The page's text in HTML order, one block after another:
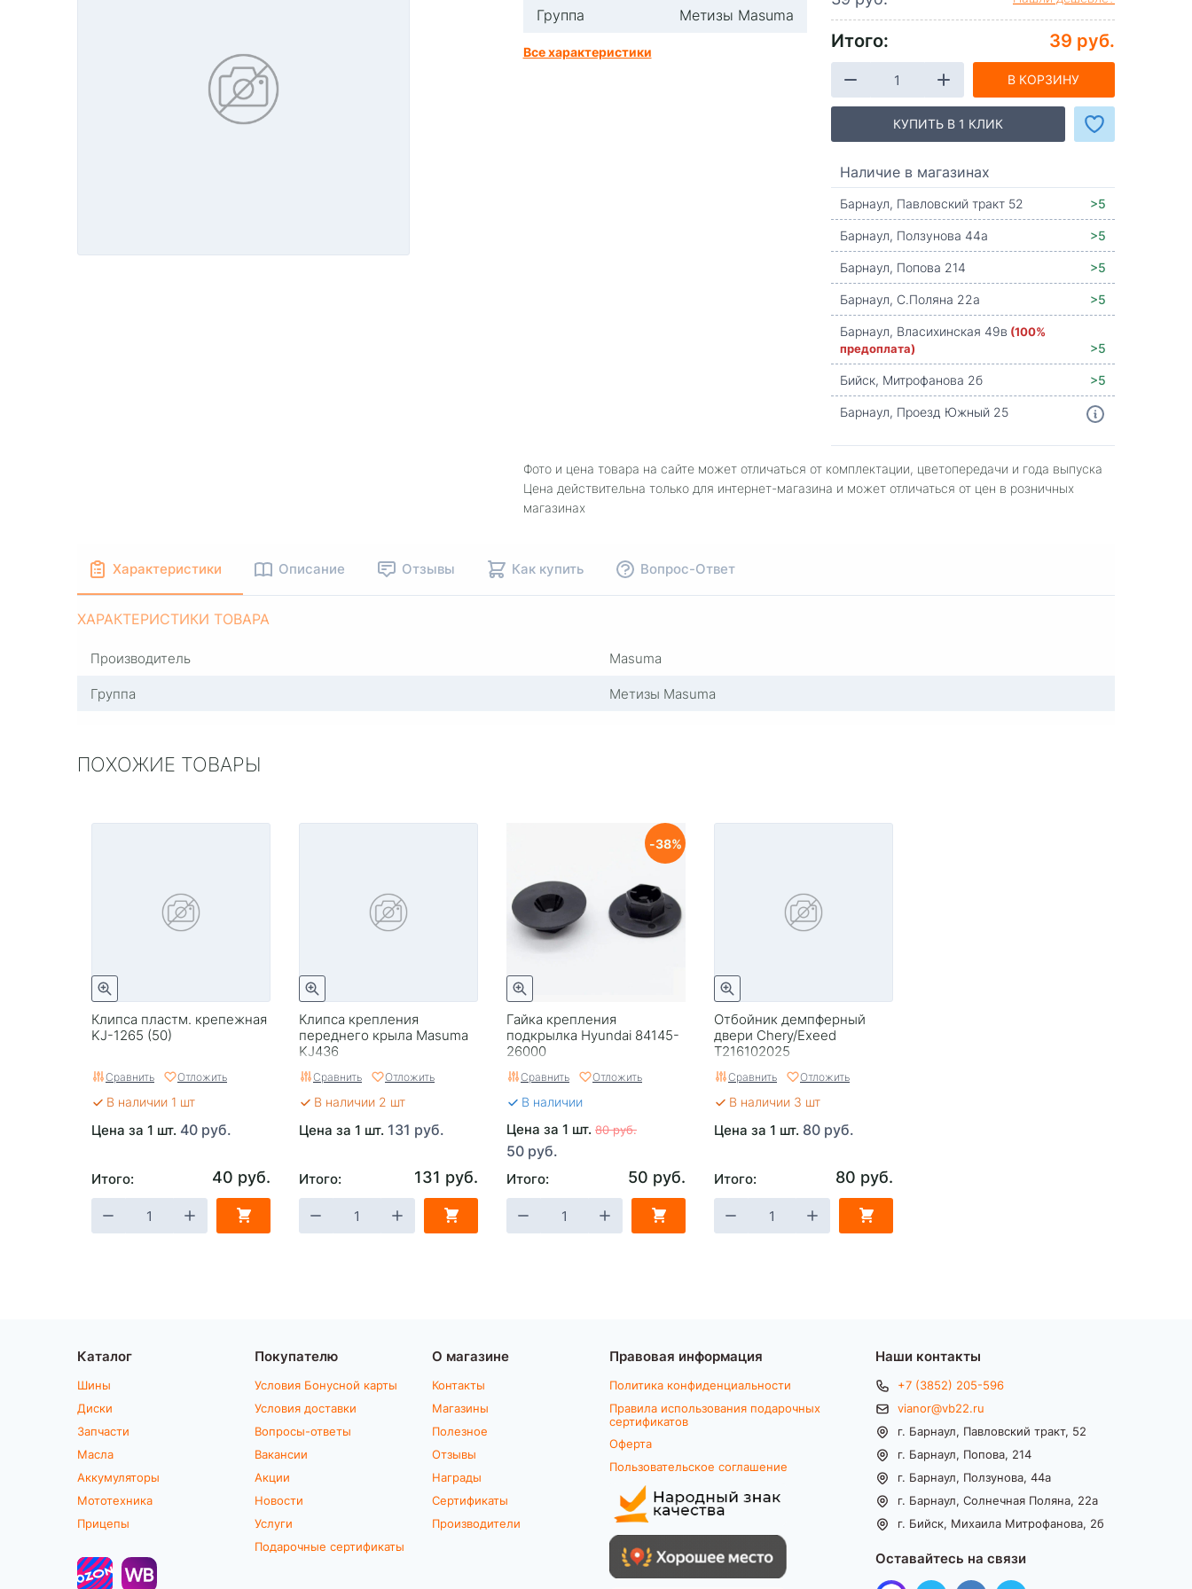
Группа
Метизы Masuma
Все характеристики Итого: 39 руб.
В КОРЗИНУ
КУПИТЬ В 1 КЛИК
Наличие в магазинах
Барнаул, Павловский тракт 52
>5
Барнаул, Ползунова 44а
>5
Барнаул, Попова 214
>5
Барнаул, С.Поляна 22а
>5
Барнаул, Власихинская 49в (100%
предоплата)
>5
Бийск, Митрофанова 2б
>5
Барнаул, Проезд Южный 25
Фото и цена товара на сайте может отличаться от комплектации, цветопередачи и года выпуска
Цена действительна только для интернет-магазина и может отличаться от цен в розничных
магазинах
Характеристики Описание Отзывы Как купить Вопрос-Ответ
ХАРАКТЕРИСТИКИ ТОВАРА
Производитель
Masuma
Группа
Метизы Masuma
ПОХОЖИЕ ТОВАРЫ
Клипса пластм. крепежная
KJ-1265 (50)
Сравнить Отложить
В наличии 1 шт
Цена за 1 шт. 40 руб.
Итого: 40 руб.
Клипса крепления
переднего крыла Masuma
KJ436
Сравнить Отложить
В наличии 2 шт
Цена за 1 шт. 131 руб.
Итого: 131 руб.
Гайка крепления
подкрылка Hyundai 84145-
26000
38
Сравнить Отложить
В наличии
Цена за 1 шт. 80 руб.
50 руб.
Итого: 50 руб.
Отбойник демпферный
двери Chery/Exeed
T216102025
Сравнить Отложить
В наличии 3 шт
Цена за 1 шт. 80 руб.
Итого: 80 руб.
Каталог
Шины
Диски
Запчасти
Масла
Аккумуляторы
Мототехника
Прицепы
Покупателю
Условия Бонусной карты
Условия доставки
Вопросы-ответы
Вакансии
Акции
Новости
Услуги
Подарочные сертификаты
О магазине
Контакты
Магазины
Полезное
Отзывы
Награды
Сертификаты
Производители
Правовая информация
Политика конфиденциальности
Правила использования подарочных
сертификатов
Оферта
Пользовательское соглашение
Наши контакты
+7 (3852) 205-596
vianor@vb22.ru
г. Барнаул, Павловский тракт, 52
г. Барнаул, Попова, 214
г. Барнаул, Ползунова, 44а
г. Барнаул, Солнечная Поляна, 22а
г. Бийск, Михаила Митрофанова, 2б
Оставайтесь на связи